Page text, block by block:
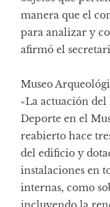
manera que el
para analizar y
afirmó el
Museo
«La actuación
Deporte en el
reabierto hace
del edificio y
instalaciones en
internas, como